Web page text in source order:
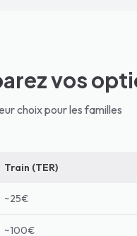
vos
choix pour les familles
Train (TER)
~25€
~100€